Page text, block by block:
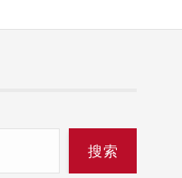
搜索